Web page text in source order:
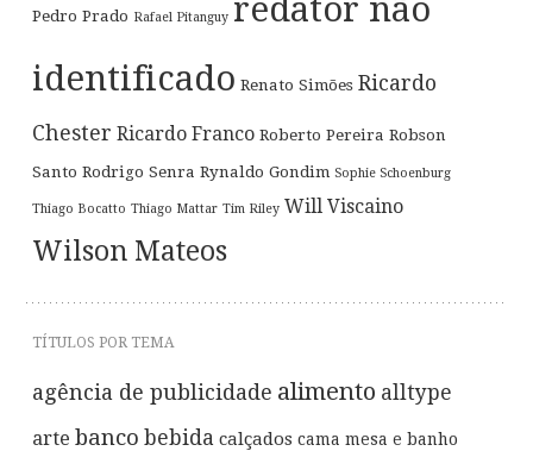
Pedro Prado Rafael Pitanguy redator não
identificado Renato Simões Ricardo
Chester Ricardo Franco Roberto Pereira Robson
Santo Rodrigo Senra Rynaldo Gondim Sophie Schoenburg
Thiago Bocatto Thiago Mattar Tim Riley Will Viscaino
Wilson Mateos
TÍTULOS POR TEMA
agência de publicidade alimento alltype
arte banco bebida calçados cama mesa e banho